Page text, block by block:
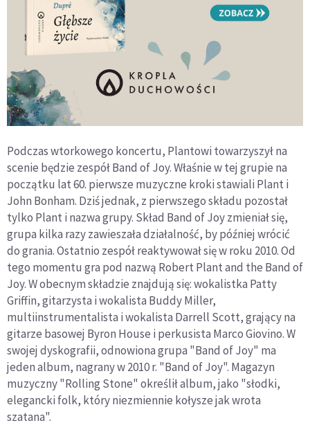
Podczas wtorkowego koncertu, Plantowi towarzyszył na
scenie będzie zespół Band of Joy. Właśnie w tej grupie na
początku lat 60. pierwsze muzyczne kroki stawiali Plant i
John Bonham. Dziś jednak, z pierwszego składu pozostał
tylko Plant i nazwa grupy. Skład Band of Joy zmieniał się,
grupa kilka razy zawieszała działalność, by później wrócić
do grania. Ostatnio zespół reaktywował się w roku 2010. Od
tego momentu gra pod nazwą Robert Plant and the Band of
Joy. W obecnym składzie znajdują się: wokalistka Patty
Griffin, gitarzysta i wokalista Buddy Miller,
multiinstrumentalista i wokalista Darrell Scott, grający na
gitarze basowej Byron House i perkusista Marco Giovino. W
swojej dyskografii, odnowiona grupa "Band of Joy" ma
jeden album, nagrany w 2010 r. "Band of Joy". Magazyn
muzyczny "Rolling Stone" określił album, jako "słodki,
elegancki folk, który niezmiennie kołysze jak wrota
szatana".